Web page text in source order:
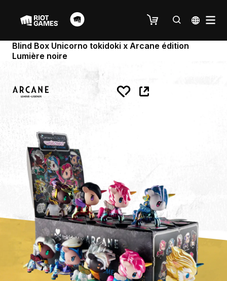
Blind Box Unicorno tokidoki x Arcane édition
Lumière noire